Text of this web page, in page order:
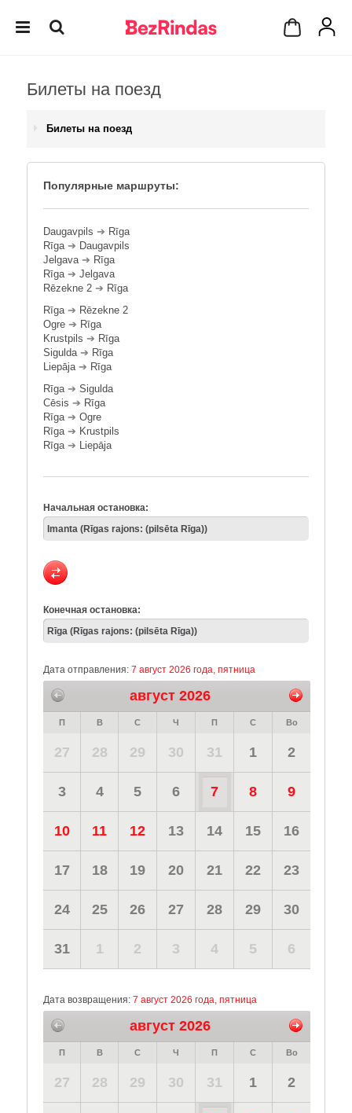
Билеты на поезд
Билеты на поезд
Популярные маршруты:
Daugavpils ➔ Rīga
Rīga➔ Daugavpils
Jelgava➔ Rīga
Rīga➔ Jelgava
Rēzekne 2 ➔ Rīga
Rīga➔ Rēzekne 2
Ogre ➔ Rīga
Krustpils ➔ Rīga
Sigulda➔ Rīga
Liepāja➔ Rīga
Rīga➔ Sigulda
Cēsis ➔ Rīga
Rīga➔ Ogre
Rīga➔ Krustpils
Rīga➔ Liepāja
Начальная остановка:
Конечная остановка:
Дата отправления: 7 август 2026 года, пятница
август 2026
П В С Ч П С Во
27 28 29 30 31 1 2
3 4 5 6 7 8 9
10 11 12 13 14 15 16
17 18 19 20 21 22 23
24 25 26 27 28 29 30
31 1 2 3 4 5 6
Дата возвращения: 7 август 2026 года, пятница
август 2026
П В С Ч П С Во
27 28 29 30 31 1 2